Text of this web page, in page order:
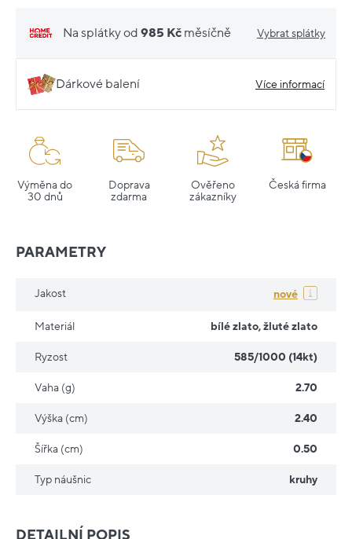
Na splátky od 985 Kč měsíčně Vybrat splátky
Dárkové balení Více informací
Výměna do
30 dnů
Doprava
zdarma
Ověřeno
zákazníky
Česká firma
DETAILNÍ POPIS
PARAMETRY
Jakost nové
Materiál bílé zlato, žluté zlato
Ryzost 585/1000 (14kt)
Vaha (g) 2.70
Výška (cm) 2.40
Šířka (cm) 0.50
Typ náušnic kruhy